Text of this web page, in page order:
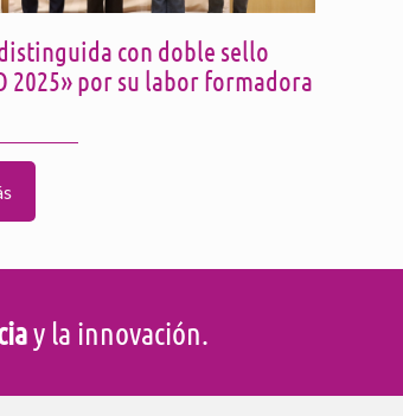
con doble sello
2025» por su labor formadora
y la innovación.